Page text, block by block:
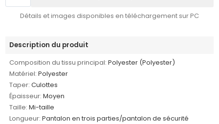
Détails et images disponibles en téléchargement sur PC
Description du produit
Composition du tissu principal: Polyester (Polyester)
Matériel: Polyester
Taper: Culottes
Épaisseur: Moyen
Taille: Mi-taille
Longueur: Pantalon en trois parties/pantalon de sécurité